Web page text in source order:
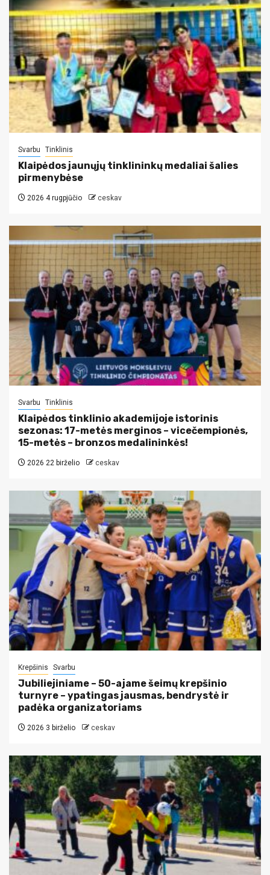
Svarbu Tinklinis
Klaipėdos jaunųjų tinklininkų medaliai šalies
pirmenybėse
2026 4 rugpjūčio ceskav
Svarbu Tinklinis
Klaipėdos tinklinio akademijoje istorinis
sezonas: 17-metės merginos – vicečempionės,
15-metės – bronzos medalininkės!
2026 22 birželio ceskav
Krepšinis Svarbu
Jubiliejiniame – 50-ajame šeimų krepšinio
turnyre – ypatingas jausmas, bendrystė ir
padėka organizatoriams
2026 3 birželio ceskav